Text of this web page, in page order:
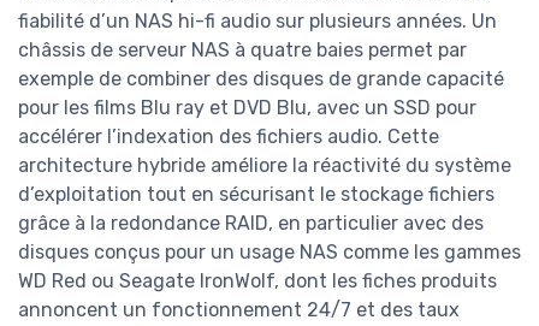
fiabilité d’un NAS hi-fi audio sur plusieurs années. Un
châssis de serveur NAS à quatre baies permet par
exemple de combiner des disques de grande capacité
pour les films Blu ray et DVD Blu, avec un SSD pour
accélérer l’indexation des fichiers audio. Cette
architecture hybride améliore la réactivité du système
d’exploitation tout en sécurisant le stockage fichiers
grâce à la redondance RAID, en particulier avec des
disques conçus pour un usage NAS comme les gammes
WD Red ou Seagate IronWolf, dont les fiches produits
annoncent un fonctionnement 24/7 et des taux